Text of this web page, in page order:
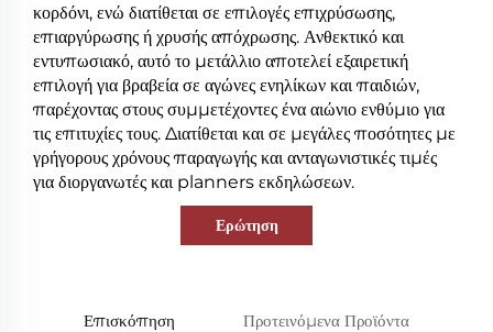
κορδόνι, ενώ διατίθεται σε επιλογές επιχρύσωσης,
επιαργύρωσης ή χρυσής απόχρωσης. Ανθεκτικό και
εντυπωσιακό, αυτό το μετάλλιο αποτελεί εξαιρετική
επιλογή για βραβεία σε αγώνες ενηλίκων και παιδιών,
παρέχοντας στους συμμετέχοντες ένα αιώνιο ενθύμιο για
τις επιτυχίες τους. Διατίθεται και σε μεγάλες ποσότητες με
γρήγορους χρόνους παραγωγής και ανταγωνιστικές τιμές
για διοργανωτές και planners εκδηλώσεων.
Ερώτηση
Επισκόπηση Προτεινόμενα Προϊόντα